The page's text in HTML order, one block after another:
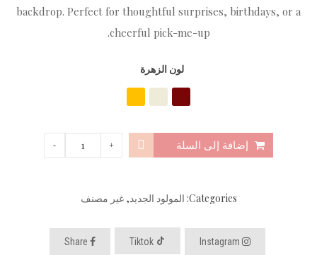
backdrop. Perfect for thoughtful surprises, birthdays, or a
cheerful pick-me-up.
لون الزهرة
إضافة إلى السلة
Categories: المولود الجديد,غير مصنف